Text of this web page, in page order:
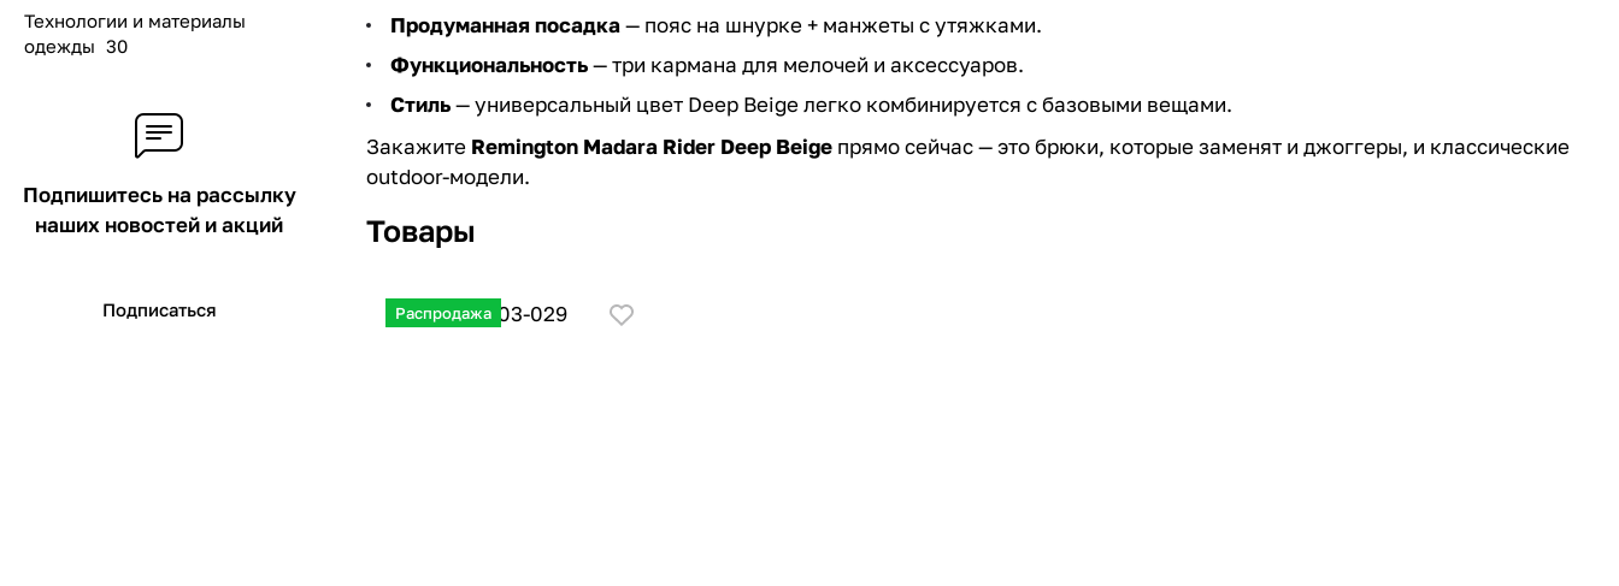
Продуманная посадка— пояс на шнурке + манжеты с утяжками.
Функциональность— три кармана для мелочей и аксессуаров.
Стиль— универсальный цвет Deep Beige легко комбинируется с базовыми вещами.
Закажите Remington Madara Rider Deep Beige прямо сейчас — это брюки, которые заменят и джоггеры, и классические
outdoor-модели.
Товары
Распродажа
Технологии и материалы
одежды 30
Подпишитесь на рассылку
наших новостей и акций
Подписаться